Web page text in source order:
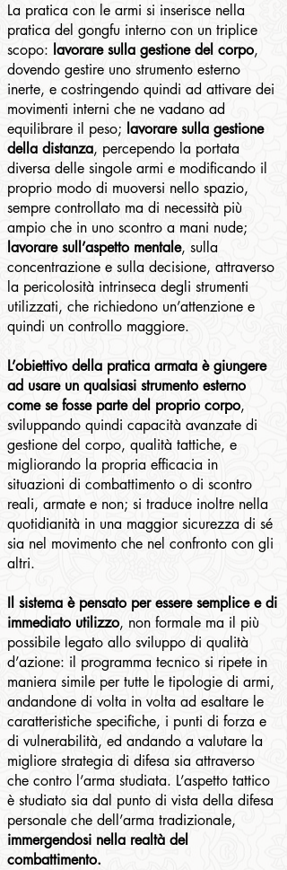
La pratica con le armi si inserisce nella
pratica del gongfu interno con un triplice
scopo: lavorare sulla gestione del corpo,
dovendo gestire uno strumento esterno
inerte, e costringendo quindi ad attivare dei
movimenti interni che ne vadano ad
equilibrare il peso; lavorare sulla gestione
della distanza, percependo la portata
diversa delle singole armi e modificando il
proprio modo di muoversi nello spazio,
sempre controllato ma di necessità più
ampio che in uno scontro a mani nude;
lavorare sull’aspetto mentale, sulla
concentrazione e sulla decisione, attraverso
la pericolosità intrinseca degli strumenti
utilizzati, che richiedono un’attenzione e
quindi un controllo maggiore.
L’obiettivo della pratica armata è giungere
ad usare un qualsiasi strumento esterno
come se fosse parte del proprio corpo,
sviluppando quindi capacità avanzate di
gestione del corpo, qualità tattiche, e
migliorando la propria efficacia in
situazioni di combattimento o di scontro
reali, armate e non; si traduce inoltre nella
quotidianità in una maggior sicurezza di sé
sia nel movimento che nel confronto con gli
altri.
Il sistema è pensato per essere semplice e di
immediato utilizzo, non formale ma il più
possibile legato allo sviluppo di qualità
d’azione: il programma tecnico si ripete in
maniera simile per tutte le tipologie di armi,
andandone di volta in volta ad esaltare le
caratteristiche specifiche, i punti di forza e
di vulnerabilità, ed andando a valutare la
migliore strategia di difesa sia attraverso
che contro l’arma studiata. L’aspetto tattico
è studiato sia dal punto di vista della difesa
personale che dell’arma tradizionale,
immergendosi nella realtà del
combattimento.